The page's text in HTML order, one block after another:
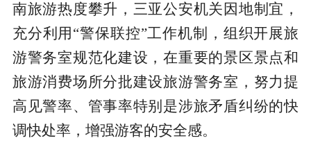
南旅游热度攀升，三亚公安机关因地制宜，
充分利用“警保联控”工作机制，组织开展旅
游警务室规范化建设，在重要的景区景点和
旅游消费场所分批建设旅游警务室，努力提
高见警率、管事率特别是涉旅矛盾纠纷的快
调快处率，增强游客的安全感。